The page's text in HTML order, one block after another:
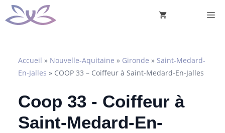
Aller
au
Accueil » Nouvelle-Aquitaine » Gironde » Saint-Medard-
En-Jalles » COOP 33 – Coiffeur à Saint-Medard-En-Jalles
Coop 33 - Coiffeur à
Saint-Medard-En-